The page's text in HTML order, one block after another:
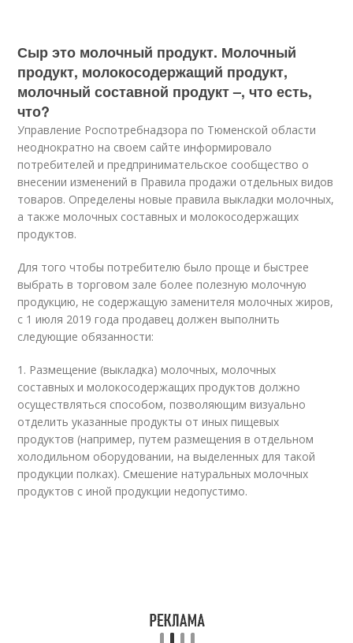
Сыр это молочный продукт. Молочный
продукт, молокосодержащий продукт,
молочный составной продукт –, что есть,
что?
Управление Роспотребнадзора по Тюменской области
неоднократно на своем сайте информировало
потребителей и предпринимательское сообщество о
внесении изменений в Правила продажи отдельных видов
товаров. Определены новые правила выкладки молочных,
а также молочных составных и молокосодержащих
продуктов.
Для того чтобы потребителю было проще и быстрее
выбрать в торговом зале более полезную молочную
продукцию, не содержащую заменителя молочных жиров,
с 1 июля 2019 года продавец должен выполнить
следующие обязанности:
1. Размещение (выкладка) молочных, молочных
составных и молокосодержащих продуктов должно
осуществляться способом, позволяющим визуально
отделить указанные продукты от иных пищевых
продуктов (например, путем размещения в отдельном
холодильном оборудовании, на выделенных для такой
продукции полках). Смешение натуральных молочных
продуктов с иной продукции недопустимо.